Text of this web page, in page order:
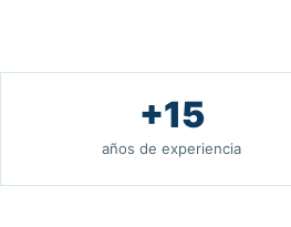
+15
años de experiencia